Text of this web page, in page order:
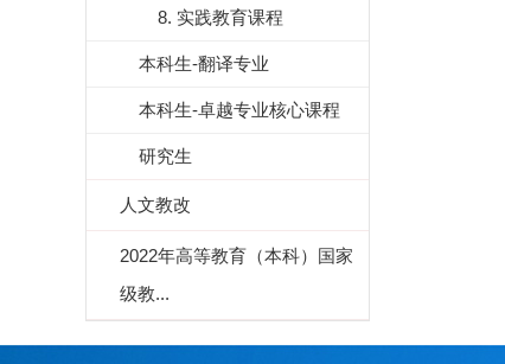
8. 实践教育课程
本科生-翻译专业
本科生-卓越专业核心课程
研究生
人文教改
2022年高等教育（本科）国家
级教...